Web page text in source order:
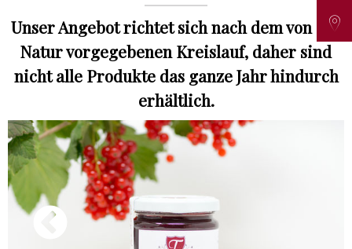
Unser Angebot richtet sich nach dem von der
Natur vorgegebenen Kreislauf, daher sind
nicht alle Produkte das ganze Jahr hindurch
erhältlich.